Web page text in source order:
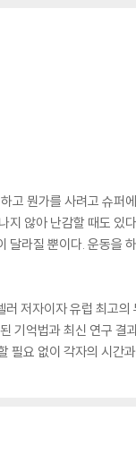
뭔가를 사려고 슈퍼
않아 난감할 때도 있
라질 뿐이다. 운동을
저자이자 유럽 최고
기억법과 최신 연구 결
요 없이 각자의 시간